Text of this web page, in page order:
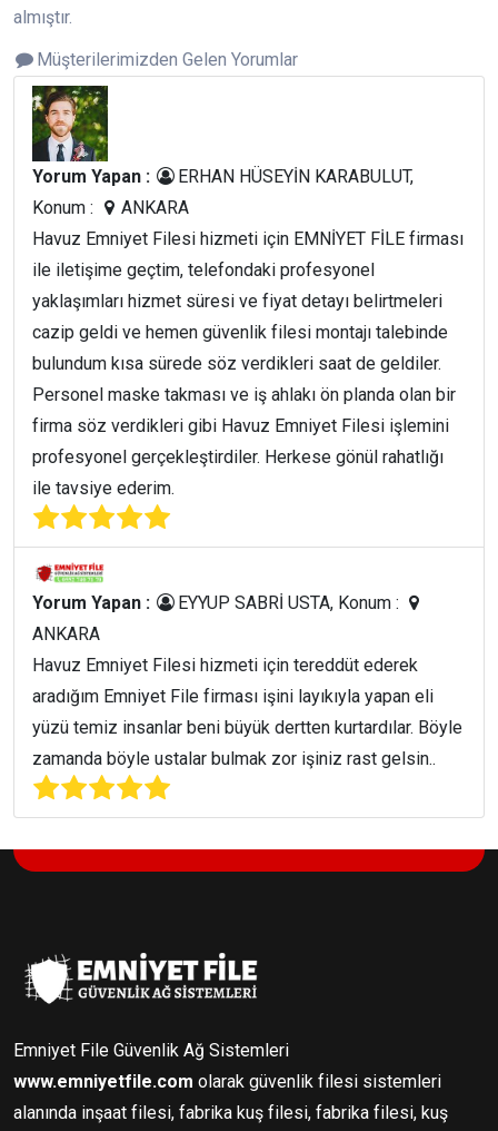
almıştır.
Müşterilerimizden Gelen Yorumlar
Yorum Yapan :
ERHAN HÜSEYİN KARABULUT,
Konum :
ANKARA
Havuz Emniyet Filesi hizmeti için EMNİYET FİLE firması
ile iletişime geçtim, telefondaki profesyonel
yaklaşımları hizmet süresi ve fiyat detayı belirtmeleri
cazip geldi ve hemen güvenlik filesi montajı talebinde
bulundum kısa sürede söz verdikleri saat de geldiler.
Personel maske takması ve iş ahlakı ön planda olan bir
firma söz verdikleri gibi Havuz Emniyet Filesi işlemini
profesyonel gerçekleştirdiler. Herkese gönül rahatlığı
ile tavsiye ederim.
Yorum Yapan :
EYYUP SABRİ USTA, Konum :
ANKARA
Havuz Emniyet Filesi hizmeti için tereddüt ederek
aradığım Emniyet File firması işini layıkıyla yapan eli
yüzü temiz insanlar beni büyük dertten kurtardılar. Böyle
zamanda böyle ustalar bulmak zor işiniz rast gelsin..
Emniyet File Güvenlik Ağ Sistemleri
www.emniyetfile.com olarak güvenlik filesi sistemleri
alanında inşaat filesi, fabrika kuş filesi, fabrika filesi, kuş